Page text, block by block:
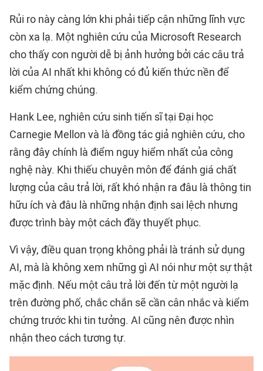
Rủi ro này càng lớn khi phải tiếp cận những lĩnh vực
còn xa lạ. Một nghiên cứu của Microsoft Research
cho thấy con người dễ bị ảnh hưởng bởi các câu trả
lời của AI nhất khi không có đủ kiến thức nền để
kiểm chứng chúng.
Hank Lee, nghiên cứu sinh tiến sĩ tại Đại học
Carnegie Mellon và là đồng tác giả nghiên cứu, cho
rằng đây chính là điểm nguy hiểm nhất của công
nghệ này. Khi thiếu chuyên môn để đánh giá chất
lượng của câu trả lời, rất khó nhận ra đâu là thông tin
hữu ích và đâu là những nhận định sai lệch nhưng
được trình bày một cách đầy thuyết phục.
Vì vậy, điều quan trọng không phải là tránh sử dụng
AI, mà là không xem những gì AI nói như một sự thật
mặc định. Nếu một câu trả lời đến từ một người lạ
trên đường phố, chắc chắn sẽ cần cân nhắc và kiểm
chứng trước khi tin tưởng. AI cũng nên được nhìn
nhận theo cách tương tự.